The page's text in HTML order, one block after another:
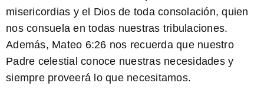
misericordias y el Dios de toda consolación, quien
nos consuela en todas nuestras tribulaciones.
Además, Mateo 6:26 nos recuerda que nuestro
Padre celestial conoce nuestras necesidades y
siempre proveerá lo que necesitamos.